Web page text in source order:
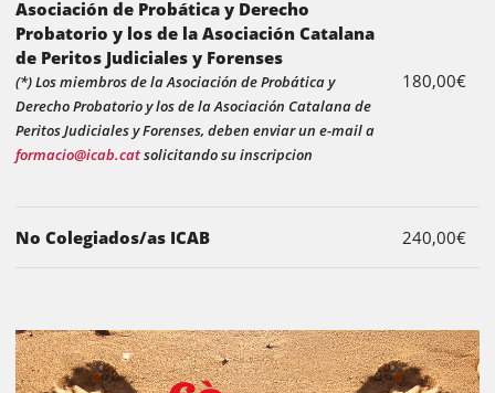
Asociación de Probática y Derecho
Probatorio y los de la Asociación Catalana
de Peritos Judiciales y Forenses
(*) Los miembros de la Asociación de Probática y
Derecho Probatorio y los de la Asociación Catalana de
Peritos Judiciales y Forenses, deben enviar un e-mail a
formacio@icab.catsolicitando su inscripcion
180,00€
No Colegiados/as ICAB 240,00€